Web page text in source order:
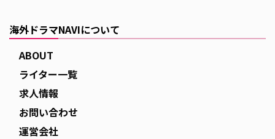
海外ドラマNAVIについて
ABOUT
ライター一覧
求人情報
お問い合わせ
運営会社